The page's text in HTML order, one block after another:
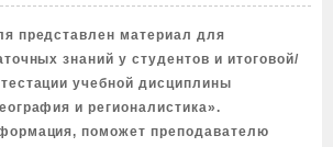
представлен материал для
знаний у студентов и итоговой/
учебной дисциплины
и регионалистика».
поможет преподавателю